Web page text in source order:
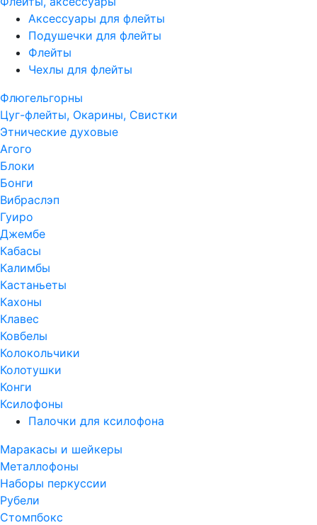
Аксессуары для флейты
Подушечки для флейты
Флейты
Чехлы для флейты
Флюгельгорны
Цуг-флейты, Окарины, Свистки
Этнические духовые
Агого
Блоки
Бонги
Вибраслэп
Гуиро
Джембе
Кабасы
Калимбы
Кастаньеты
Кахоны
Клавес
Ковбелы
Колокольчики
Колотушки
Конги
Ксилофоны
Палочки для ксилофона
Маракасы и шейкеры
Металлофоны
Наборы перкуссии
Рубели
Стомпбокс